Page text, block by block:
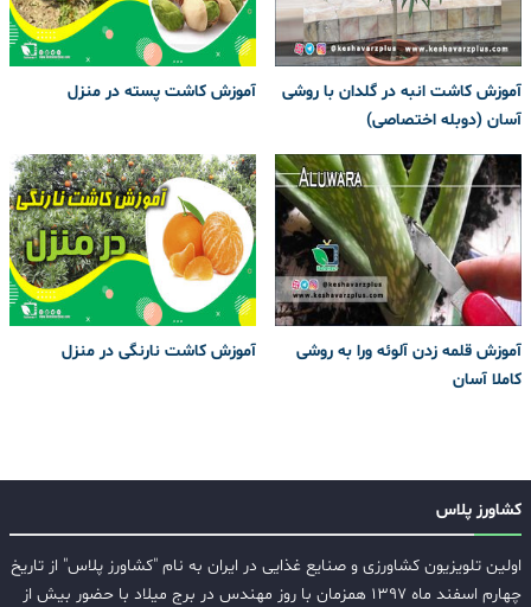
آموزش کاشت انبه در گلدان با روشی
آسان (دوبله اختصاصی)
آموزش کاشت پسته در منزل
آموزش قلمه زدن آلوئه ورا به روشی
کاملا آسان
آموزش کاشت نارنگی در منزل
کشاورز پلاس
اولین تلویزیون کشاورزی و صنایع غذایی در ایران به نام "کشاورز پلاس" از تاریخ
چهارم اسفند ماه ۱۳۹۷ همزمان با روز مهندس در برج میلاد با حضور بیش از